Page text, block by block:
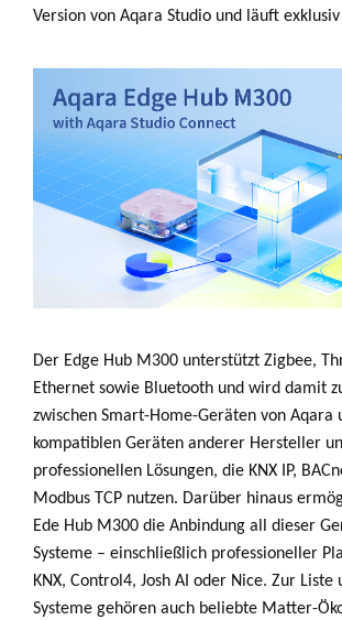
Version von Aqara Studio und läuft
Der Edge Hub M300 unterstützt Zigbee,
Ethernet sowie Bluetooth und wird damit
zwischen Smart-Home-Geräten von Aqara
kompatiblen Geräten anderer Hersteller
professionellen Lösungen, die KNX IP,
Modbus TCP nutzen. Darüber hinaus
Ede Hub M300 die Anbindung all dieser
Systeme – einschließlich professioneller
KNX, Control4, Josh AI oder Nice. Zur
Systeme gehören auch beliebte Matter-